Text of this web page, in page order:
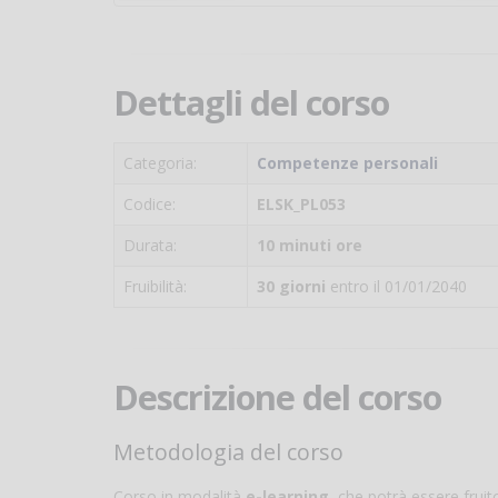
Dettagli del corso
Categoria:
Competenze personali
Codice:
ELSK_PL053
Durata:
10 minuti ore
Fruibilità:
30 giorni entro il 01/01/2040
Descrizione del corso
Metodologia del corso